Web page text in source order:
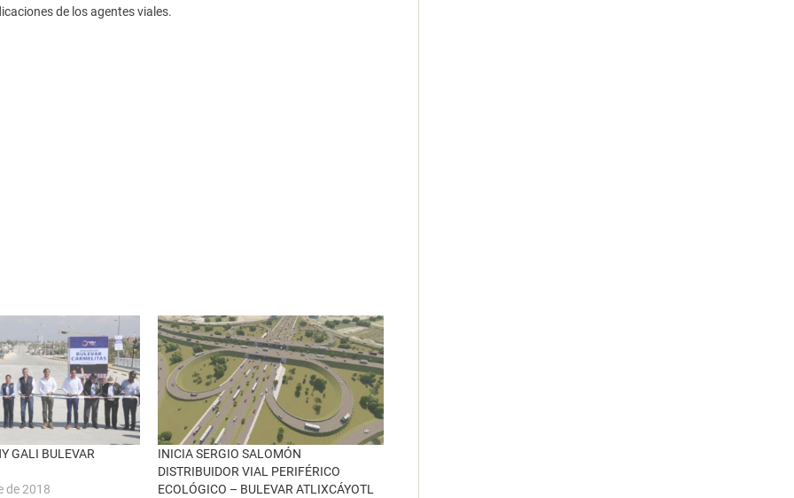
de los agentes viales.
GALI BULEVAR
de 2018
INICIA SERGIO SALOMÓN
DISTRIBUIDOR VIAL PERIFÉRICO
ECOLÓGICO – BULEVAR ATLIXCÁYOTL